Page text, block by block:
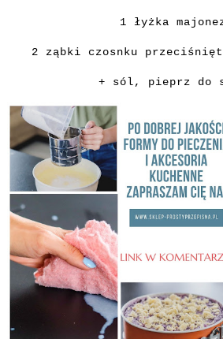
1 łyżka
2 ząbki czosnku
+ sól, pieprz do